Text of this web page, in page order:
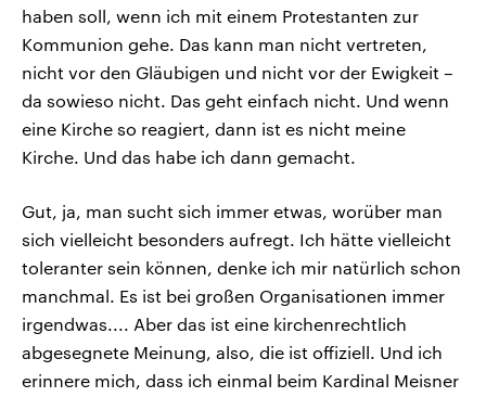
haben soll, wenn ich mit einem Protestanten zur
Kommunion gehe. Das kann man nicht vertreten,
nicht vor den Gläubigen und nicht vor der Ewigkeit –
da sowieso nicht. Das geht einfach nicht. Und wenn
eine Kirche so reagiert, dann ist es nicht meine
Kirche. Und das habe ich dann gemacht.
Gut, ja, man sucht sich immer etwas, worüber man
sich vielleicht besonders aufregt. Ich hätte vielleicht
toleranter sein können, denke ich mir natürlich schon
manchmal. Es ist bei großen Organisationen immer
irgendwas.... Aber das ist eine kirchenrechtlich
abgesegnete Meinung, also, die ist offiziell. Und ich
erinnere mich, dass ich einmal beim Kardinal Meisner